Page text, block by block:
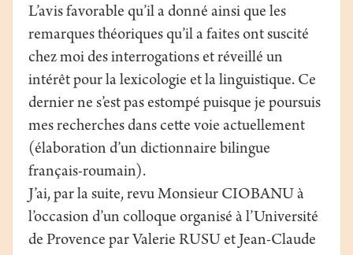
L’avis favorable qu’il a donné ainsi que les
remarques théoriques qu’il a faites ont suscité
chez moi des interrogations et réveillé un
intérêt pour la lexicologie et la linguistique. Ce
dernier ne s’est pas estompé puisque je poursuis
mes recherches dans cette voie actuellement
(élaboration d’un dictionnaire bilingue
français-roumain).
J’ai, par la suite, revu Monsieur CIOBANU à
l’occasion d’un colloque organisé à l’Université
de Provence par Valerie RUSU et Jean-Claude